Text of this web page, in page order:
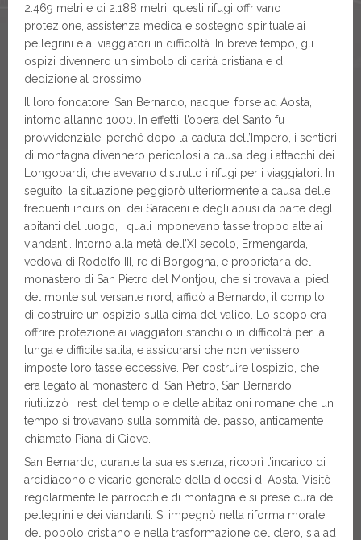
2.469 metri e di 2.188 metri, questi rifugi offrivano
protezione, assistenza medica e sostegno spirituale ai
pellegrini e ai viaggiatori in difficoltà. In breve tempo, gli
ospizi divennero un simbolo di carità cristiana e di
dedizione al prossimo.
Il loro fondatore, San Bernardo, nacque, forse ad Aosta,
intorno all’anno 1000. In effetti, l’opera del Santo fu
provvidenziale, perché dopo la caduta dell’Impero, i sentieri
di montagna divennero pericolosi a causa degli attacchi dei
Longobardi, che avevano distrutto i rifugi per i viaggiatori. In
seguito, la situazione peggiorò ulteriormente a causa delle
frequenti incursioni dei Saraceni e degli abusi da parte degli
abitanti del luogo, i quali imponevano tasse troppo alte ai
viandanti. Intorno alla metà dell’XI secolo, Ermengarda,
vedova di Rodolfo III, re di Borgogna, e proprietaria del
monastero di San Pietro del Montjou, che si trovava ai piedi
del monte sul versante nord, affidò a Bernardo, il compito
di costruire un ospizio sulla cima del valico. Lo scopo era
offrire protezione ai viaggiatori stanchi o in difficoltà per la
lunga e difficile salita, e assicurarsi che non venissero
imposte loro tasse eccessive. Per costruire l’ospizio, che
era legato al monastero di San Pietro, San Bernardo
riutilizzò i resti del tempio e delle abitazioni romane che un
tempo si trovavano sulla sommità del passo, anticamente
chiamato Piana di Giove.
San Bernardo, durante la sua esistenza, ricoprì l’incarico di
arcidiacono e vicario generale della diocesi di Aosta. Visitò
regolarmente le parrocchie di montagna e si prese cura dei
pellegrini e dei viandanti. Si impegnò nella riforma morale
del popolo cristiano e nella trasformazione del clero, sia ad